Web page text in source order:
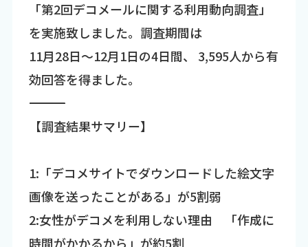
「第2回デコメールに関する利用動向調査」
を実施致しました。調査期間は
11月28日～12月1日の4日間、 3,595人から有
効回答を得ました。
―――――――――――――――――――――――――――――――――――
【調査結果サマリー】
1:「デコメサイトでダウンロードした絵文字
画像を送ったことがある」が5割弱
2:女性がデコメを利用しない理由 「作成に
時間がかかるから」が約5割